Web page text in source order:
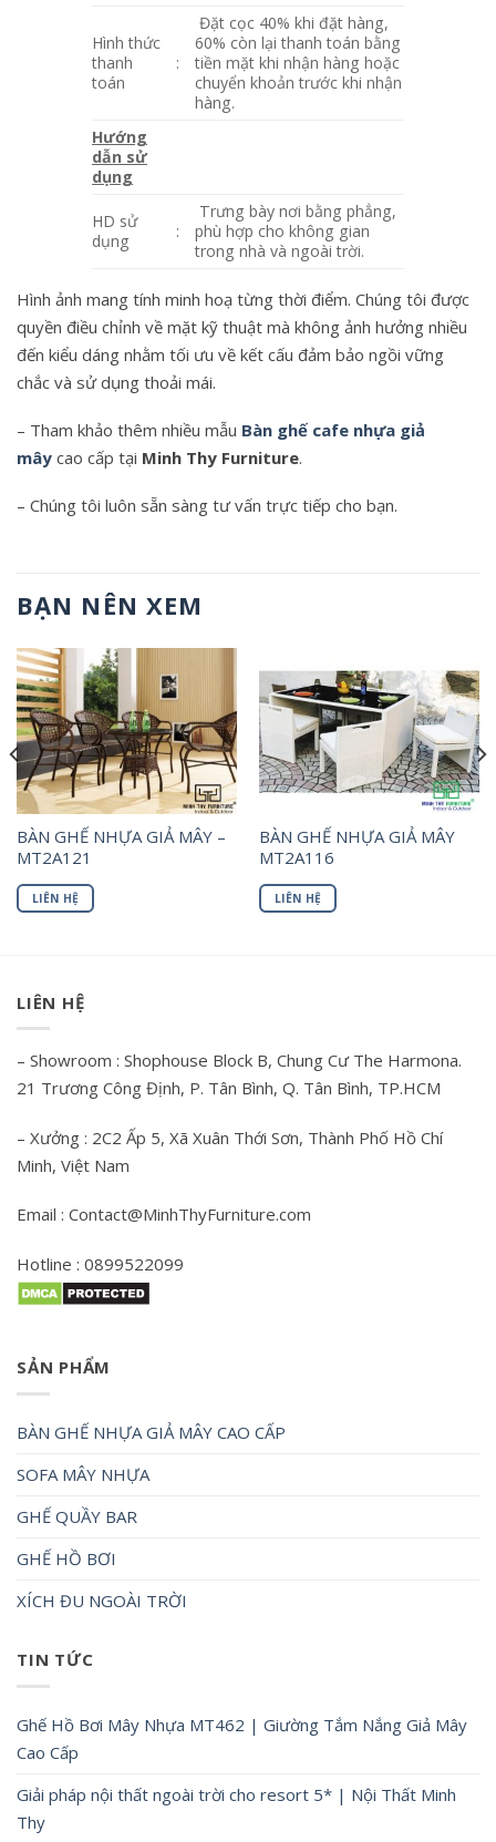
Hình thức
thanh
toán
:
Đặt cọc 40% khi đặt hàng,
60% còn lại thanh toán bằng
tiền mặt khi nhận hàng hoặc
chuyển khoản trước khi nhận
hàng.
Hướng
dẫn sử
dụng
HD sử
dụng
:
Trưng bày nơi bằng phẳng,
phù hợp cho không gian
trong nhà và ngoài trời.
Hình ảnh mang tính minh hoạ từng thời điểm. Chúng tôi được
quyền điều chỉnh về mặt kỹ thuật mà không ảnh hưởng nhiều
đến kiểu dáng nhằm tối ưu về kết cấu đảm bảo ngồi vững
chắc và sử dụng thoải mái.
– Tham khảo thêm nhiều mẫu Bàn ghế cafe nhựa giả
mây cao cấp tại Minh Thy Furniture.
– Chúng tôi luôn sẵn sàng tư vấn trực tiếp cho bạn.
BẠN NÊN XEM
BÀN GHẾ NHỰA GIẢ MÂY –
MT2A121
LIÊN HỆ
BÀN GHẾ NHỰA GIẢ MÂY
MT2A116
LIÊN HỆ
LIÊN HỆ
– Showroom : Shophouse Block B, Chung Cư The Harmona.
21 Trương Công Định, P. Tân Bình, Q. Tân Bình, TP.HCM
– Xưởng : 2C2 Ấp 5, Xã Xuân Thới Sơn, Thành Phố Hồ Chí
Minh, Việt Nam
Email : Contact@MinhThyFurniture.com
Hotline : 0899522099
SẢN PHẨM
BÀN GHẾ NHỰA GIẢ MÂY CAO CẤP
SOFA MÂY NHỰA
GHẾ QUẦY BAR
GHẾ HỒ BƠI
XÍCH ĐU NGOÀI TRỜI
TIN TỨC
Ghế Hồ Bơi Mây Nhựa MT462 | Giường Tắm Nắng Giả Mây
Cao Cấp
Giải pháp nội thất ngoài trời cho resort 5* | Nội Thất Minh
Thy